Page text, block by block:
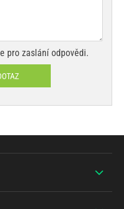
pro zaslání odpovědi.